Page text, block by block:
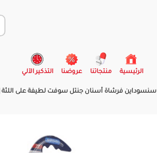
الرئيسية
(current) منتجاتنا عروضنا التذكير الآلي
سنسوداين فرشاة أسنان جنتل سوفت لطيفة على اللثة | 1+1 مجاناً